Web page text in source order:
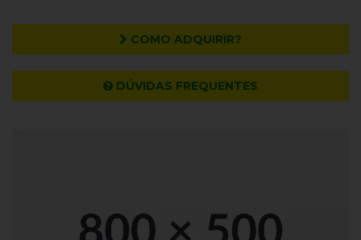
COMO ADQUIRIR?
DÚVIDAS FREQUENTES